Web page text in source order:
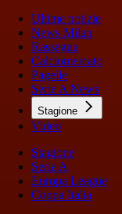
Ultime notizie
News Milan
Rassegna
Calciomercato
Pagelle
Serie A News
Stagione
Video
Stagione
Serie A
Europa League
Coppa Italia